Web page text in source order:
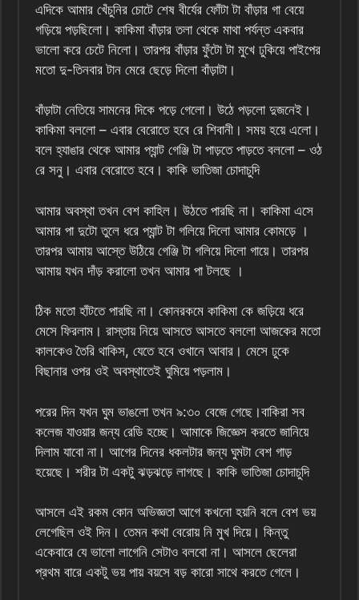
এদিকে আমার খেঁচুনির চোটে শেষ বীর্যের ফোঁটা টা বাঁড়ার গা বেয়ে
গড়িয়ে পড়ছিলো। কাকিমা বাঁড়ার তলা থেকে মাথা পর্যন্ত একবার
ভালো করে চেটে নিলো। তারপর বাঁড়ার ফুঁটো টা মুখে ঢুকিয়ে পাইপের
মতো দু-তিনবার টান মেরে ছেড়ে দিলো বাঁড়াটা।
বাঁড়াটা নেতিয়ে সামনের দিকে পড়ে গেলো। উঠে পড়লো দুজনেই।
কাকিমা বললো – এবার বেরোতে হবে রে শিবানী। সময় হয়ে এলো।
বলে হ্যাঙার থেকে আমার প্যান্ট গেঞ্জি টা পাড়তে পাড়তে বললো – ওঠ
রে সনু। এবার বেরোতে হবে। কাকি ভাতিজা চোদাচুদি
আমার অবস্থা তখন বেশ কাহিল। উঠতে পারছি না। কাকিমা এসে
আমার পা দুটো তুলে ধরে প্যান্ট টা গলিয়ে দিলো আমার কোমড়ে ।
তারপর আমায় আস্তে উঠিয়ে গেঞ্জি টা গলিয়ে দিলো গায়ে। তারপর
আমায় যখন দাঁড় করালো তখন আমার পা টলছে ।
ঠিক মতো হাঁটতে পারছি না। কোনরকমে কাকিমা কে জড়িয়ে ধরে
মেসে ফিরলাম। রাস্তায় নিয়ে আসতে আসতে বললো আজকের মতো
কালকেও তৈরি থাকিস, যেতে হবে ওখানে আবার। মেসে ঢুকে
বিছানার ওপর ওই অবস্থাতেই ঘুমিয়ে পড়লাম।
পরের দিন যখন ঘুম ভাঙলো তখন ৯:৩০ বেজে গেছে।বাকিরা সব
কলেজ যাওয়ার জন্য রেডি হচ্ছে। আমাকে জিজ্ঞেস করতে জানিয়ে
দিলাম যাবো না। আগের দিনের ধকলটার জন্য ঘুমটা বেশ গাড়
হয়েছে। শরীর টা একটু ঝড়ঝড়ে লাগছে। কাকি ভাতিজা চোদাচুদি
আসলে এই রকম কোন অভিজ্ঞতা আগে কখনো হয়নি বলে বেশ ভয়
লেগেছিল ওই দিন। তেমন কথা বেরোয় নি মুখ দিয়ে। কিন্তু
একেবারে যে ভালো লাগেনি সেটাও বলবো না। আসলে ছেলেরা
প্রথম বারে একটু ভয় পায় বয়সে বড় কারো সাথে করতে গেলে।